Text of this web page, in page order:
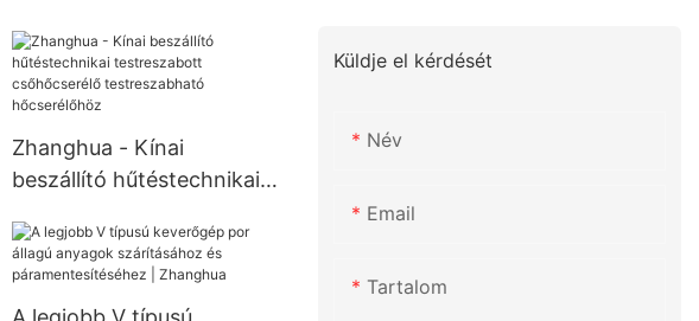
Zhanghua - Kínai
beszállító hűtéstechnikai
csőhőcserélő
testreszabható
hőcserélőhöz
Küldje el kérdését
Név
Email
Tartalom